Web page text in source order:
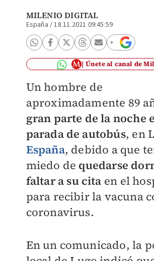
MILENIO DIGITAL
España /18.11.2021 09:45:59
Únete al canal de
Un hombre de
aproximadamente 89
gran parte de la noche
parada de autobús, en
España, debido a que
miedo de quedarse
faltar a su cita en el
para recibir la vacuna
coronavirus.
En un comunicado, la